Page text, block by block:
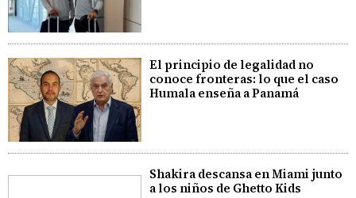
El principio de legalidad no
conoce fronteras: lo que el caso
Humala enseña a Panamá
Shakira descansa en Miami junto
a los niños de Ghetto Kids